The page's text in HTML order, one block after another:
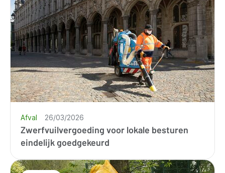
Zwerfvuilvergoeding voor lokale besturen
eindelijk goedgekeurd
Afval 26/03/2026